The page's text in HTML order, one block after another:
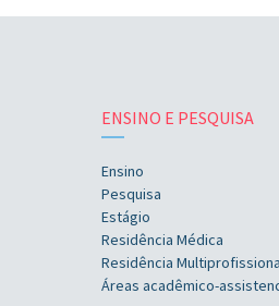
ENSINO E PESQUISA
Ensino
Pesquisa
Estágio
Residência Médica
Residência
Áreas acadêmico-